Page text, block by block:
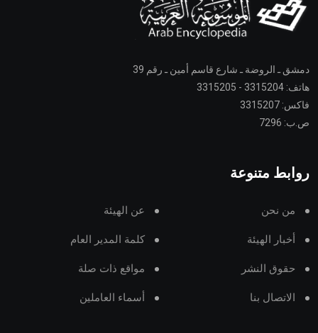
دمشق ـ الروضة ـ شارع قاسم أمين ـ رقم 39
هاتف: 3315204 - 3315205
فاكس: 3315207
ص.ب: 7296
روابط متنوعة
من نحن عن الهيئة
أخبار الهيئة كلمة المدير العام
حقوق النشر مواقع ذات صلة
الاتصال بنا أسماء العاملين